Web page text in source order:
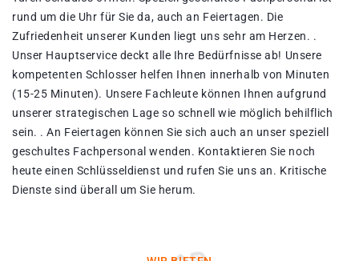
rund um die Uhr für Sie da, auch an Feiertagen. Die
Zufriedenheit unserer Kunden liegt uns sehr am Herzen. .
Unser Hauptservice deckt alle Ihre Bedürfnisse ab! Unsere
kompetenten Schlosser helfen Ihnen innerhalb von Minuten
(15-25 Minuten). Unsere Fachleute können Ihnen aufgrund
unserer strategischen Lage so schnell wie möglich behilflich
sein. . An Feiertagen können Sie sich auch an unser speziell
geschultes Fachpersonal wenden. Kontaktieren Sie noch
heute einen Schlüsseldienst und rufen Sie uns an. Kritische
Dienste sind überall um Sie herum.